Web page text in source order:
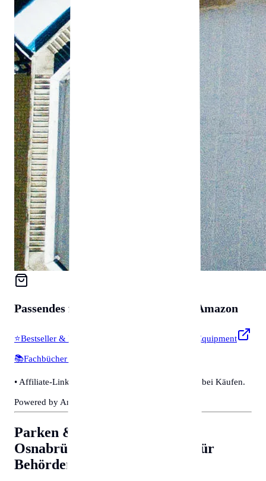
Passendes für auf Amazon
⭐Bestseller & Favoriten
Profi-Werkzeug & Equipment
📚Fachbücher & Guides
• Affiliate-Link: Wir erhalten eine kleine Provision bei Käufen.
Powered by Amazon 🛒
Parken & Bewohnerparken in
Osnabrück
Allgemeine Tipps für
Behördengänge